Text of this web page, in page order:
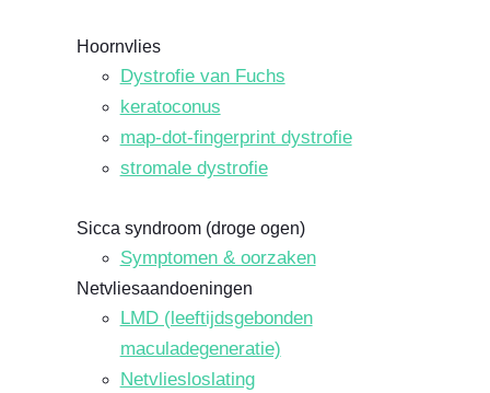
Hoornvlies
Dystrofie van Fuchs
keratoconus
map-dot-fingerprint dystrofie
stromale dystrofie
Sicca syndroom (droge ogen)
Symptomen & oorzaken
Netvliesaandoeningen
LMD (leeftijdsgebonden
maculadegeneratie)
Netvliesloslating